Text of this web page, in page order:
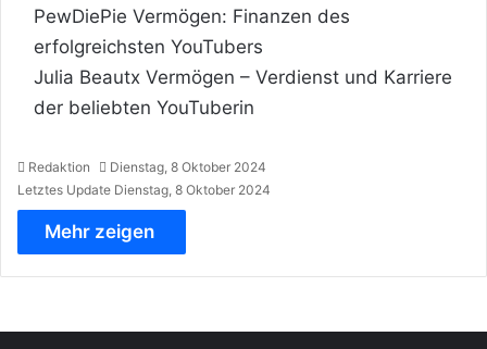
PewDiePie Vermögen: Finanzen des
erfolgreichsten YouTubers
Julia Beautx Vermögen – Verdienst und Karriere
der beliebten YouTuberin
Redaktion
Dienstag, 8 Oktober 2024
Letztes Update Dienstag, 8 Oktober 2024
Mehr zeigen